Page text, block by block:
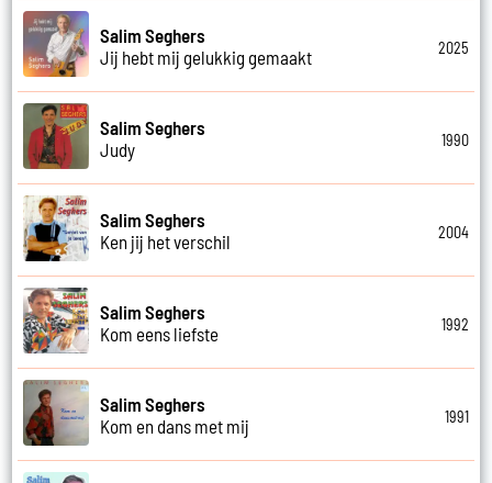
Salim Seghers
Jij hebt mij gelukkig gemaakt
2025
Salim Seghers
Judy
1990
Salim Seghers
Ken jij het verschil
2004
Salim Seghers
Kom eens liefste
1992
Salim Seghers
Kom en dans met mij
1991